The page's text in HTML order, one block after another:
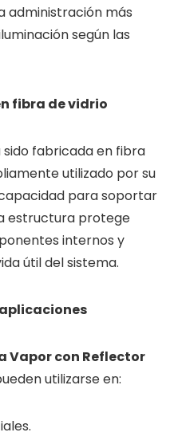
administración más
según las
fibra de vidrio
fabricada en fibra
utilizado por su
para soportar
estructura protege
internos y
útil del sistema.
Vapor con Reflector
utilizarse en: